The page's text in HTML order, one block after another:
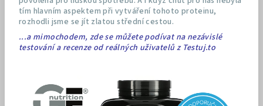
tím hlavním aspektem při vytváření tohoto proteinu,
rozhodli jsme se jít zlatou střední cestou.
...a mimochodem, zde se můžete podívat na nezávislé
testování a recenze od reálných uživatelů z Testuj.to